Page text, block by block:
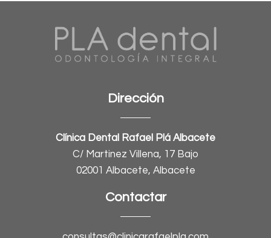
Dirección
Clínica Dental Rafael Plá Albacete
C/ Martinez Villena, 17 Bajo
02001 Albacete, Albacete
Contactar